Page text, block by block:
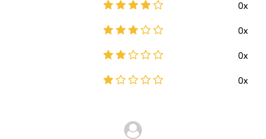
0x
0x
0x
0x